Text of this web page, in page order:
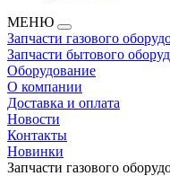
МЕНЮ
Запчасти газового
Запчасти бытового
Оборудование
О компании
Доставка и оплата
Новости
Контакты
Новинки
Запчасти газового